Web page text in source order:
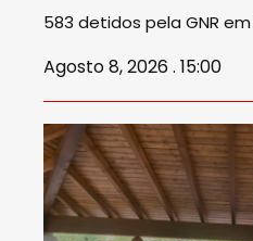
583 detidos pela GNR
Agosto 8, 2026 . 15:00